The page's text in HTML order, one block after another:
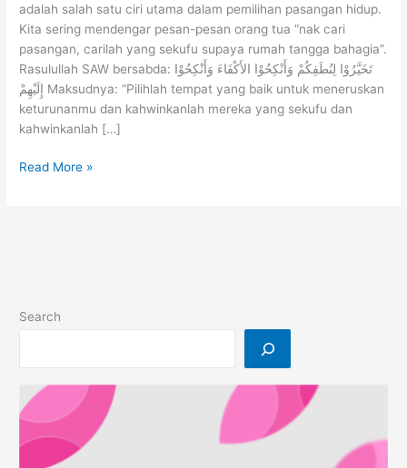
adalah salah satu ciri utama dalam pemilihan pasangan hidup.
Kita sering mendengar pesan-pesan orang tua “nak cari
pasangan, carilah yang sekufu supaya rumah tangga bahagia”.
Rasulullah SAW bersabda: تَخَيَّرُوْا لِنُطَفِكُمْ وَأَنْكِحُوْا الأَكْفَاءَ وَأَنْكِحُوْا
إِلَيْهِمْ Maksudnya: “Pilihlah tempat yang baik untuk meneruskan
keturunanmu dan kahwinkanlah mereka yang sekufu dan
kahwinkanlah […]
Bagaimana
Read More »
Search